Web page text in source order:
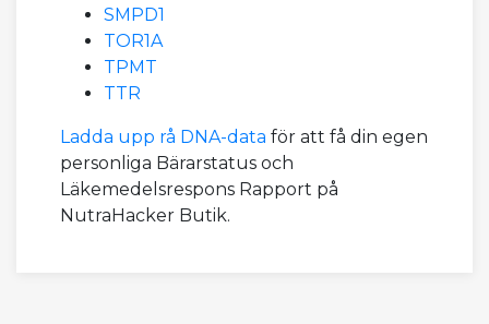
SMPD1
TOR1A
TPMT
TTR
Ladda upp rå DNA-data för att få din egen
personliga Bärarstatus och
Läkemedelsrespons Rapport på
NutraHacker Butik.